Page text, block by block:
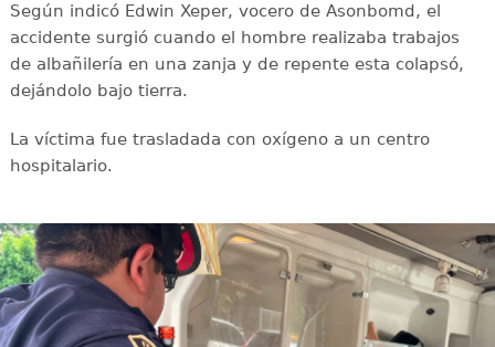
Según indicó Edwin Xeper, vocero de Asonbomd, el
accidente surgió cuando el hombre realizaba trabajos
de albañilería en una zanja y de repente esta colapsó,
dejándolo bajo tierra.
La víctima fue trasladada con oxígeno a un centro
hospitalario.